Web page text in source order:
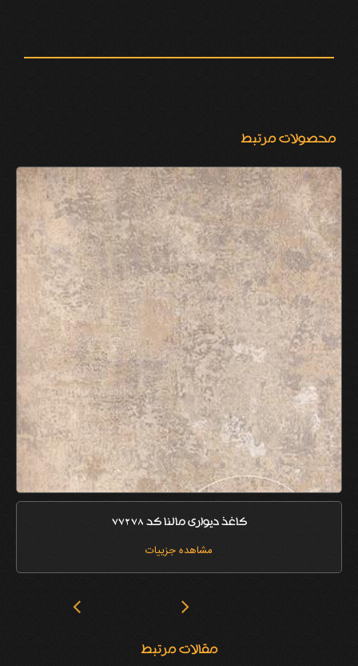
محصولات مرتبط
کاغذ دیواری مالنا کد 77202
مشاهده جزییات
مقالات مرتبط